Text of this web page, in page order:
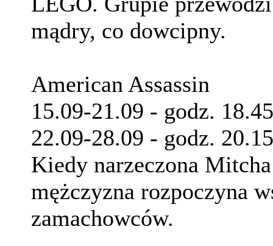
mądry, co dowcipny.
American Assassin
15.09-21.09 - godz. 18.45
22.09-28.09 - godz. 20.15
Kiedy narzeczona
mężczyzna rozpoczyna
zamachowców.